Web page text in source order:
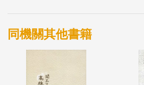
同機關其他書籍